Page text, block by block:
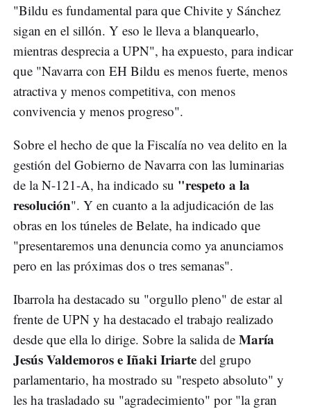
"Bildu es fundamental para que Chivite y Sánchez
sigan en el sillón. Y eso le lleva a blanquearlo,
mientras desprecia a UPN", ha expuesto, para indicar
que "Navarra con EH Bildu es menos fuerte, menos
atractiva y menos competitiva, con menos
convivencia y menos progreso".
Sobre el hecho de que la Fiscalía no vea delito en la
gestión del Gobierno de Navarra con las luminarias
de la N-121-A, ha indicado su "respeto a la
resolución". Y en cuanto a la adjudicación de las
obras en los túneles de Belate, ha indicado que
"presentaremos una denuncia como ya anunciamos
pero en las próximas dos o tres semanas".
Ibarrola ha destacado su "orgullo pleno" de estar al
frente de UPN y ha destacado el trabajo realizado
desde que ella lo dirige. Sobre la salida de María
Jesús Valdemoros e Iñaki Iriarte del grupo
parlamentario, ha mostrado su "respeto absoluto" y
les ha trasladado su "agradecimiento" por "la gran